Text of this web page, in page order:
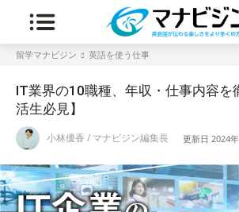
留学マナビジン 英語を使う仕事
IT業界の10職種、年収・仕事内容を
活生必見】
小林優香 / マナビジン編集長 更新日 2024